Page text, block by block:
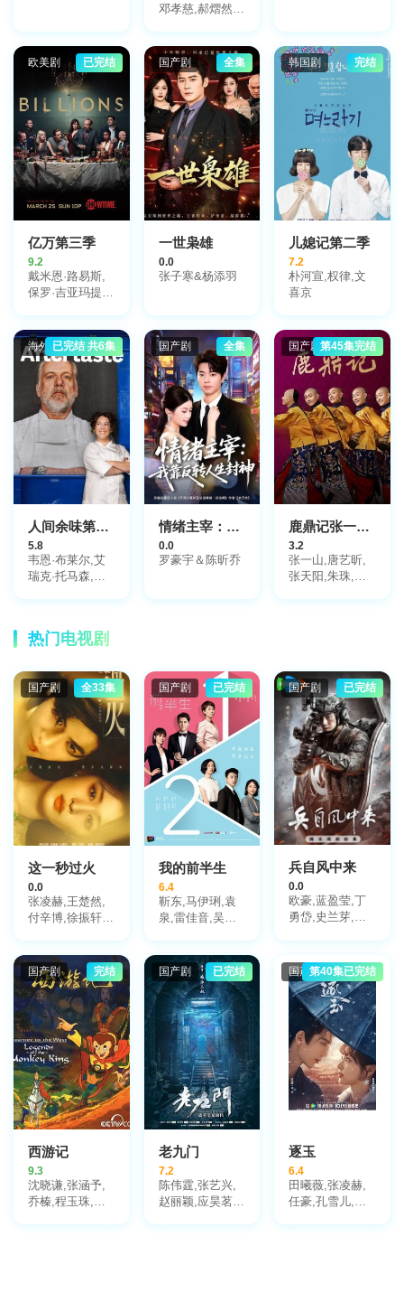
邓孝慈,郝熠然,
煜
欧美剧 已完结
亿万第三季
9.2
戴米恩·路易斯,
保罗·吉亚玛提,
科,丹尼斯·布特
斯卡里斯,克里斯
托弗·邓汉,约翰·
马尔科维奇,托比
·莱昂纳德·摩尔,
大卫·科斯塔贝
尔,康多拉·拉沙
德,艾莎·凯特·狄
龙,杰弗里·德曼,
克兰西·布朗,格
伦·弗莱舍尔,丹
尼·斯特朗,本·申
克曼,史蒂芬·坤
肯,大卫·斯特雷
泽恩,杰瑞·奥康
奈尔,玛利亚·莎
国产剧 全集
一世枭雄
0.0
张子寒&杨添羽
韩国剧 完结
儿媳记第二季
7.2
朴河宣,权律,文
喜京
海外剧已完结 共6集
人间余味第一季
5.8
韦恩·布莱尔,艾
瑞克·托马森,瑞
国产剧 全集
情绪主宰：我靠反转人生封神
0.0
罗豪宇＆陈昕乔
国产剧第45集完结
鹿鼎记张一山版
3.2
张一山,唐艺昕,
张天阳,朱珠,杨
魏健隆,刘超,海
洋,郭峰,张磊,魏
凯,黄小蕾,王翊
豪,萧岱青,张喜
前,甘雨,宁小花,
曾柯琅,郭乙桓,
魏子昕,任玉翔,
刘金,王小伟,谢
宁,付晓博,张凯,
呈让,刘家华,杨
凯淳,刘羽桐,许
祺,乌日根,于渊,
黄超,孔祥海,陈
永胜,吴树林,冯
武生,于昕仡,陈
婷婷
热门电视剧
国产剧 全33集
这一秒过火
0.0
张凌赫,王楚然,
付辛博,徐振轩,
莫愁,毛孩,鹿骐,
苇青,刘令姿,康
可人,陈东阳,黄
博远,斓曦,张弓,
金俊秀,陈欣予
国产剧 已完结
我的前半生
6.4
靳东,马伊琍,袁
泉,雷佳音,吴越,
婷,张棪琰,孔维,
栾元晖,侯岩松,
魏之皓,王天泽,
郑罗茜,宋允皓,
徐才根,啜妮,任
洛敏,张兰,茹天,
闵天浩,是安,郭
彤彤,陈冠宁,杨
梅,孙语涵,徐晟,
关雪盈,毕涵文,
凌孜,陆玲,程宏,
李宏磊,黄婧,谭
凯,于明加,任东
霖,张衣,黄澜
国产剧 已完结
兵自风中来
0.0
欧豪,蓝盈莹,丁
勇岱,史兰芽,刘
王春宇,关亚军,
杨舒,吴岳阳,张
进,陈方舟,陈启
杰,周德华,赵长
洲,赵荀,费鲤齐,
夏侯镔,徐洪浩,
傅程鹏,谢心
国产剧 完结
西游记
9.3
沈晓谦,张涵予,
乔榛,程玉珠,刘
国产剧 已完结
老九门
7.2
陈伟霆,张艺兴,
赵丽颖,应昊茗,
国产剧第40集已完结
逐玉
6.4
田曦薇,张凌赫,
任豪,孔雪儿,邓